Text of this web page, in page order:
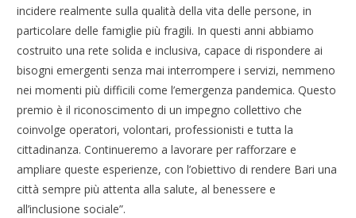
incidere realmente sulla qualità della vita delle persone, in
particolare delle famiglie più fragili. In questi anni abbiamo
costruito una rete solida e inclusiva, capace di rispondere ai
bisogni emergenti senza mai interrompere i servizi, nemmeno
nei momenti più difficili come l’emergenza pandemica. Questo
premio è il riconoscimento di un impegno collettivo che
coinvolge operatori, volontari, professionisti e tutta la
cittadinanza. Continueremo a lavorare per rafforzare e
ampliare queste esperienze, con l’obiettivo di rendere Bari una
città sempre più attenta alla salute, al benessere e
all’inclusione sociale”.